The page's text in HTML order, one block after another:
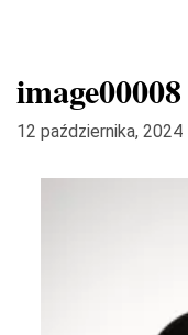
image00008
12 października, 2024